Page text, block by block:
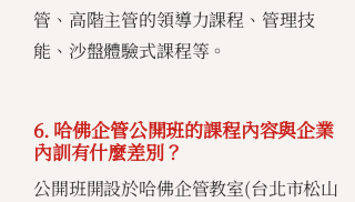
管、高階主管的領導力課程、管理技
能、沙盤體驗式課程等。
6. 哈佛企管公開班的課程內容與企業
內訓有什麼差別？
公開班開設於哈佛企管教室(台北市松山